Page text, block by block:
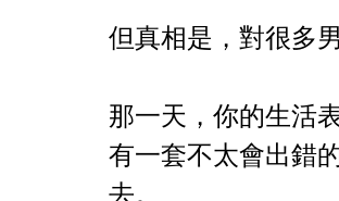
但真相是，對很多
那一天，你的生活
有一套不太會出錯
去。